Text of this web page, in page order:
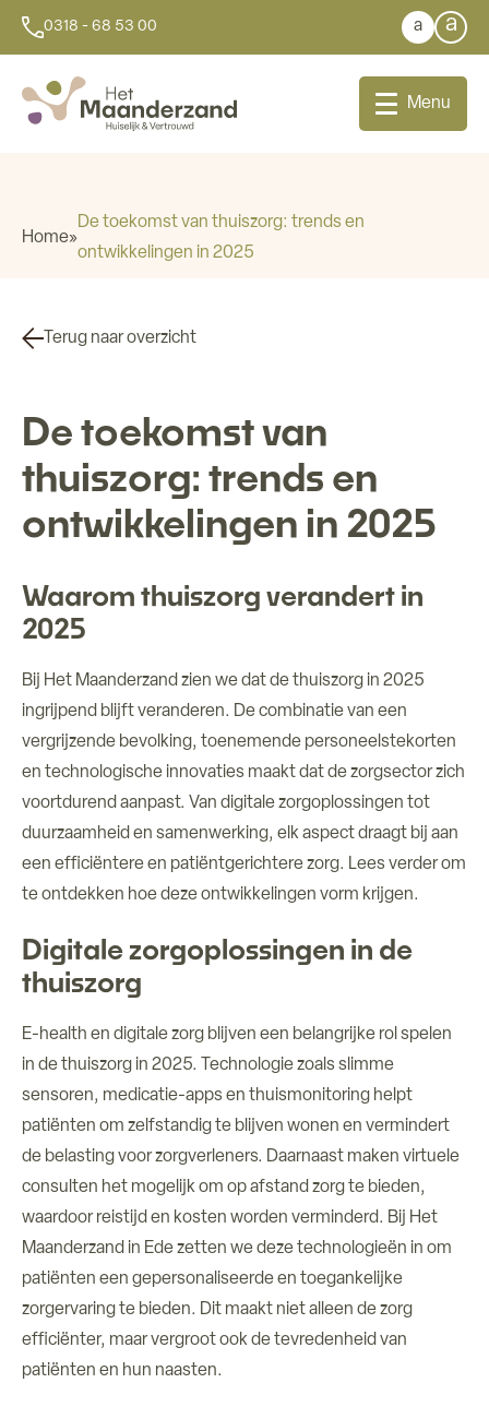
0318 - 68 53 00 a a
Bij u thuis
Dagbesteding
Over ons
Verhuur ruimtes
Menu
Home»
De toekomst van thuiszorg: trends en
ontwikkelingen in 2025
Terug naar overzicht
De toekomst van
thuiszorg: trends en
ontwikkelingen in 2025
Waarom thuiszorg verandert in
2025
Bij Het Maanderzand zien we dat de thuiszorg in 2025
ingrijpend blijft veranderen. De combinatie van een
vergrijzende bevolking, toenemende personeelstekorten
en technologische innovaties maakt dat de zorgsector zich
voortdurend aanpast. Van digitale zorgoplossingen tot
duurzaamheid en samenwerking, elk aspect draagt bij aan
een efficiëntere en patiëntgerichtere zorg. Lees verder om
te ontdekken hoe deze ontwikkelingen vorm krijgen.
Digitale zorgoplossingen in de
thuiszorg
E-health en digitale zorg blijven een belangrijke rol spelen
in de thuiszorg in 2025. Technologie zoals slimme
sensoren, medicatie-apps en thuismonitoring helpt
patiënten om zelfstandig te blijven wonen en vermindert
de belasting voor zorgverleners. Daarnaast maken virtuele
consulten het mogelijk om op afstand zorg te bieden,
waardoor reistijd en kosten worden verminderd. Bij Het
Maanderzand in Ede zetten we deze technologieën in om
patiënten een gepersonaliseerde en toegankelijke
zorgervaring te bieden. Dit maakt niet alleen de zorg
efficiënter, maar vergroot ook de tevredenheid van
patiënten en hun naasten.